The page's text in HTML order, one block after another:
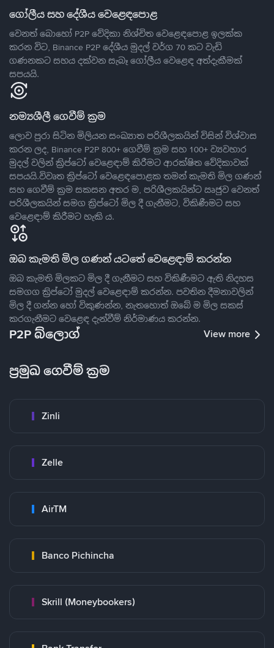
ගෝලීය සහ දේශීය වෙළෙඳපොළ
වෙනත් බොහෝ P2P වේදිකා නිශ්චිත වෙළෙඳපොළ ඉලක්ක
කරන විට, Binance P2P දේශීය මුදල් වර්ග 70 කට වැඩි
ගණනකට සහය දක්වන සැබෑ ගෝලීය වෙළෙඳ අත්දැකීමක්
සපයයි.
නම්‍යශීලී ගෙවීම් ක්‍රම
ලොව පුරා සිටින මිලියන සංඛ්‍යාත පරිශීලකයින් විසින් විශ්වාස
කරන ලද, Binance P2P 800+ ගෙවීම් ක්‍රම සහ 100+ ව්‍යවහාර
මුදල් වලින් ක්‍රිප්ටෝ වෙළෙඳාම් කිරීමට ආරක්ෂිත වේදිකාවක්
සපයයි.විවෘත ක්‍රිප්ටෝ වෙළෙඳපොළක තමන් කැමති මිල ගණන්
සහ ගෙවීම් ක්‍රම සකසන අතර ම, පරිශීලකයින්ට ඍජුව වෙනත්
පරිශීලකයින් සමග ක්‍රිප්ටෝ මිල දී ගැනීමට, විකිණීමට සහ
වෙළෙඳාම් කිරීමට හැකි ය.
ඔබ කැමති මිල ගණන් යටතේ වෙළෙඳාම් කරන්න
ඔබ කැමති මිලකට මිල දී ගැනීමට සහ විකිණීමට ඇති නිදහස
සමගග ක්‍රිප්ටෝ මුදල් වෙළෙඳාම් කරන්න. පවතින දීමනාවලින්
මිල දී ගන්න හෝ විකුණන්න, නැතහොත් ඔබේ ම මිල සකස්
කරගැනීමට වෙළෙඳ දැන්වීම් නිර්මාණය කරන්න.
P2P බ්ලොග් View more
ප්‍රමුඛ ගෙවීම් ක්‍රම
Zinli
Zelle
AirTM
Banco Pichincha
Skrill (Moneybookers)